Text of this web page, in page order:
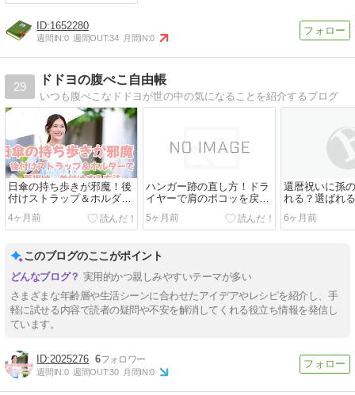
1652280
週間IN:0 週間OUT:34 月間IN:0
29
ドドヨの腹ぺこ自由帳
いつも腹ぺこなドドヨが世の中の気になることを紹介するブログ
日傘の持ち歩きが邪魔！後
付けストラップ＆ホルダー
で肩掛け・外付けする方法
4ヶ月前
ハンガー跡の直し方！ドラ
イヤーで肩のポコッを戻す
方法と跡をつけないハンガ
ー対策
5ヶ月前
還暦祝いに孫
れる？選ばれ
しないプレゼ
6ヶ月前
このブログのここがポイント
実用的かつ親しみやすいテーマが多い
さまざまな年齢層や生活シーンに合わせたアイデアやレシピを紹介し、手
軽に試せる内容で読者の疑問や不安を解消してくれる役立ち情報を発信し
ています。
2025276 6
週間IN:0 週間OUT:30 月間IN:0